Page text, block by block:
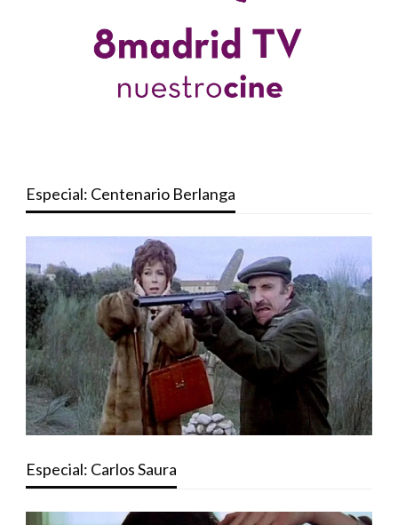
Especial: Centenario Berlanga
Especial: Carlos Saura